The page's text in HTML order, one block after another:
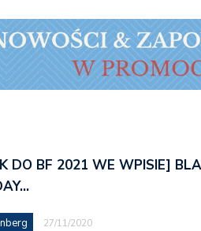
DO BF 2021 WE WPISIE]
27/11/2020